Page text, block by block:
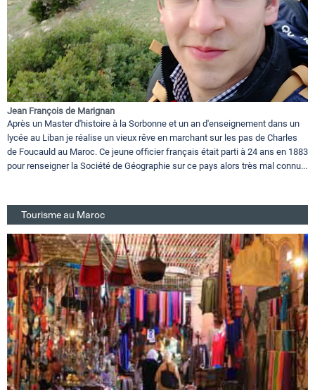
Jean François de Marignan
Après un Master d'histoire à la Sorbonne et un an d'enseignement dans un
lycée au Liban je réalise un vieux rêve en marchant sur les pas de Charles
de Foucauld au Maroc. Ce jeune officier français était parti à 24 ans en 1883
pour renseigner la Société de Géographie sur ce pays alors très mal connu...
Tourisme au Maroc